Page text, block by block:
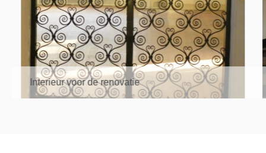
Interieur voor de renovatie